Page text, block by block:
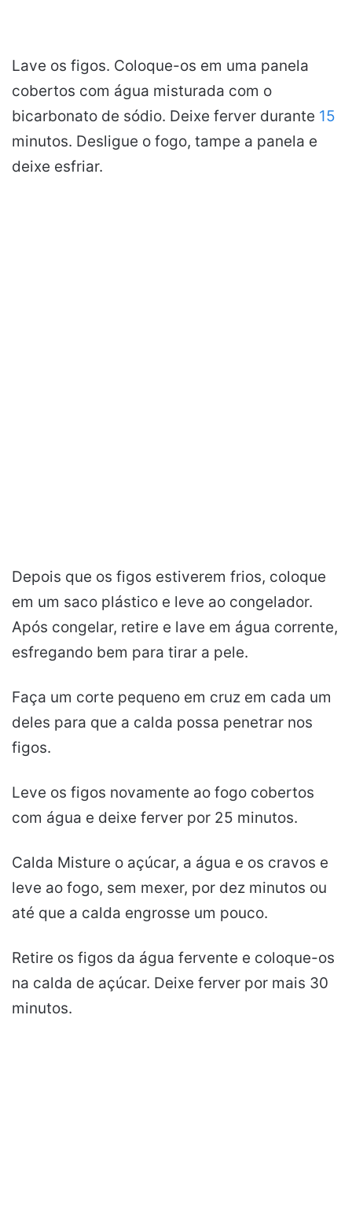
Lave os figos. Coloque-os em uma panela
cobertos com água misturada com o
bicarbonato de sódio. Deixe ferver durante 15
minutos. Desligue o fogo, tampe a panela e
deixe esfriar.
Depois que os figos estiverem frios, coloque
em um saco plástico e leve ao congelador.
Após congelar, retire e lave em água corrente,
esfregando bem para tirar a pele.
Faça um corte pequeno em cruz em cada um
deles para que a calda possa penetrar nos
figos.
Leve os figos novamente ao fogo cobertos
com água e deixe ferver por 25 minutos.
Calda Misture o açúcar, a água e os cravos e
leve ao fogo, sem mexer, por dez minutos ou
até que a calda engrosse um pouco.
Retire os figos da água fervente e coloque-os
na calda de açúcar. Deixe ferver por mais 30
minutos.